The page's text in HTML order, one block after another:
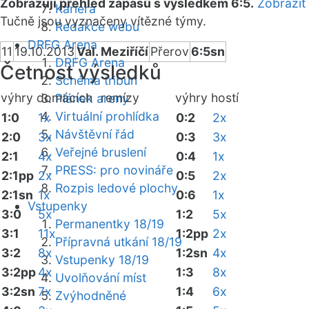
Kariéra
Redakce webu
DRFG Arena
DRFG Arena
Schéma tribun
Plánek areny
Virtuální prohlídka
Návštěvní řád
Veřejné bruslení
PRESS: pro novináře
Rozpis ledové plochy
Vstupenky
Permanentky 18/19
Přípravná utkání 18/19
Vstupenky 18/19
Uvolňování míst
Zvýhodněné
Zobrazuji přehled zápasů s výsledkem 6:5. Zobrazit
Tučně jsou vyznačeny vítězné týmy.
11 19.10.2013Val. MeziříčíPřerov6:5sn
Četnost výsledků
výhry domácíchremízy výhry hostí
1:0
1x
2:0
3x
2:1
4x
2:1pp 2x
2:1sn 1x
3:0
5x
3:1
11x
3:2
8x
3:2pp4x
3:2sn 7x
0:2
2x
0:3
3x
0:4
1x
0:5
2x
0:6
1x
1:2
5x
1:2pp 2x
1:2sn 4x
1:3
8x
1:4
6x